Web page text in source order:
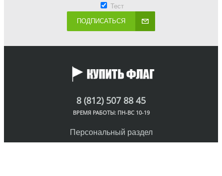
Тест
ПОДПИСАТЬСЯ
8 (812) 507 88 45
ВРЕМЯ РАБОТЫ: ПН-ВС 10-19
Персональный раздел